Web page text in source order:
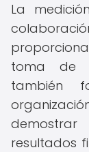
La
toma de
también
resultados